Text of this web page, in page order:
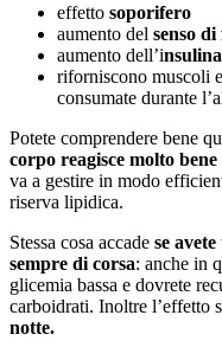
effetto soporifero
aumento del senso di
aumento dell’insulina
riforniscono muscoli
consumate durante
Potete comprendere bene
corpo reagisce molto
va a gestire in modo
riserva lipidica.
Stessa cosa accade se
sempre di corsa: anche in
glicemia bassa e dovrete
carboidrati. Inoltre l’effetto
notte.